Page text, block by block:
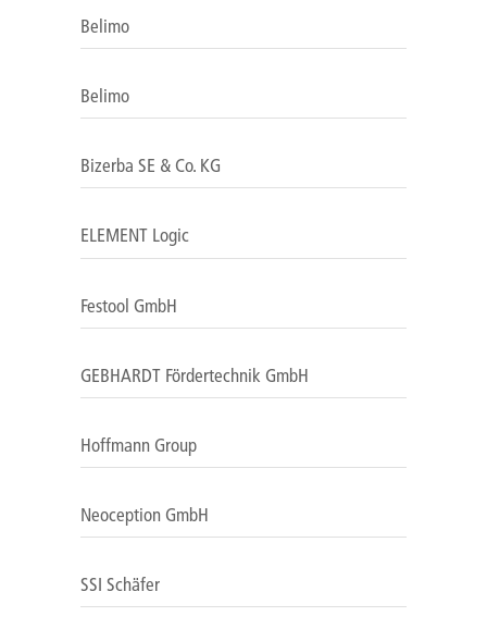
Belimo
Belimo
Bizerba SE & Co. KG
ELEMENT Logic
Festool GmbH
GEBHARDT Fördertechnik GmbH
Hoffmann Group
Neoception GmbH
SSI Schäfer